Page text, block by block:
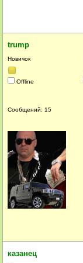
trump
Новичок
Offline
Сообщений: 15
казанец